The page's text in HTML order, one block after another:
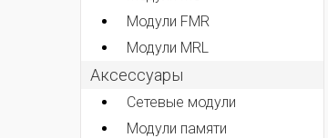
Модули FMR
Модули MRL
Аксеcсуары
Сетевые модули
Модули памяти